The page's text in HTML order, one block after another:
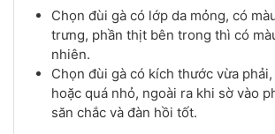
Chọn đùi gà có lớp da mỏng, có
trưng, phần thịt bên trong thì có
nhiên.
Chọn đùi gà có kích thước vừa
hoặc quá nhỏ, ngoài ra khi sờ vào
săn chắc và đàn hồi tốt.